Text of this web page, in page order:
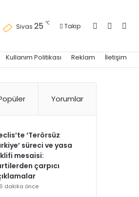
Sivas 25 ℃ Takip Kayıt Ol
Kullanım Politikası Reklam İletişim
Yorumlar
‘Terörsüz
süreci ve yasa
mesaisi:
çarpıcı
dakika önce